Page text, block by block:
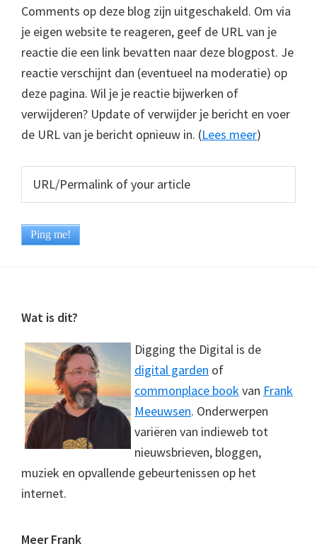
Comments op deze blog zijn uitgeschakeld. Om via
je eigen website te reageren, geef de URL van je
reactie die een link bevatten naar deze blogpost. Je
reactie verschijnt dan (eventueel na moderatie) op
deze pagina. Wil je je reactie bijwerken of
verwijderen? Update of verwijder je bericht en voer
de URL van je bericht opnieuw in. (Lees meer)
Footer
Wat is dit?
Digging the Digital is de
digital garden of
commonplace bookvan Frank
Meeuwsen. Onderwerpen
variëren van indieweb tot
nieuwsbrieven, bloggen,
muziek en opvallende gebeurtenissen op het
internet.
Meer Frank